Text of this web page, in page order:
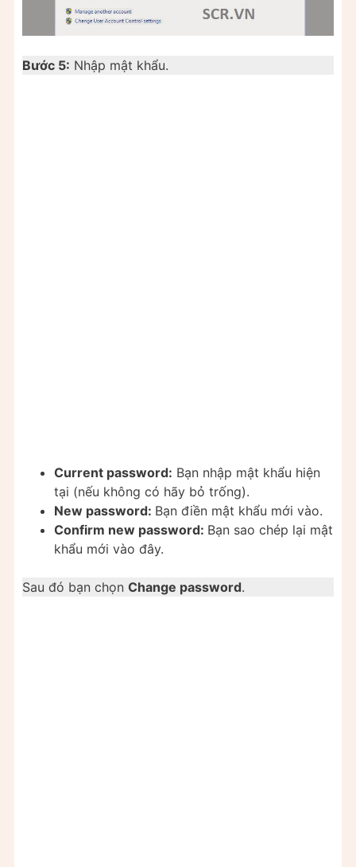
Bước 5: Nhập mật khẩu.
Current password: Bạn nhập mật khẩu hiện
tại (nếu không có hãy bỏ trống).
New password: Bạn điền mật khẩu mới vào.
Confirm new password: Bạn sao chép lại mật
khẩu mới vào đây.
Sau đó bạn chọn Change password.